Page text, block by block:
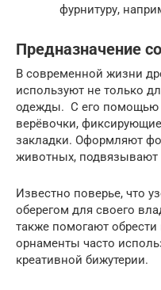
фурнитуру,
Предназначение
В современной жизни
используют не только
одежды. С его помощью
верёвочки,
закладки. Оформляют
животных, подвязывают
Известно поверье, что
оберегом для своего
также помогают
орнаменты часто
креативной бижутерии.